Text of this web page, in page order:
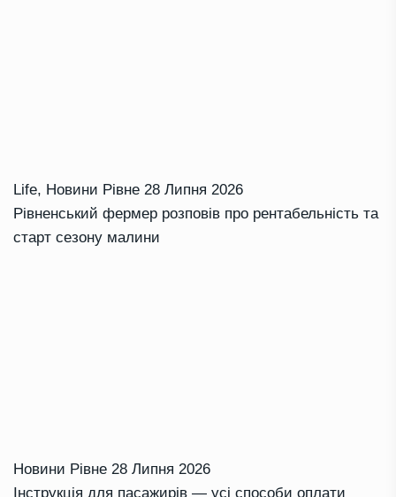
Life, Новини Рівне 28 Липня 2026
Рівненський фермер розповів про рентабельність та
старт сезону малини
Новини Рівне 28 Липня 2026
Інструкція для пасажирів — усі способи оплати